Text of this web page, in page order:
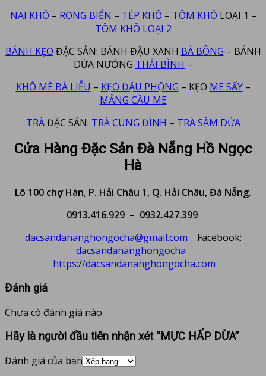
NAI KHÔ – RONG BIỂN – TÉP KHÔ – TÔM KHÔ LOẠI 1 –
TÔM KHÔ LOẠI 2
BÁNH KẸO ĐẶC SẢN: BÁNH ĐẬU XANH BÀ BÔNG – BÁNH
DỪA NƯỚNG THÁI BÌNH –
KHÔ MÈ BÀ LIỄU – KẸO ĐẬU PHỘNG – KẸO ME SẤY–
MẢNG CẦU ME
TRÀĐẶC SẢN: TRÀ CUNG ĐÌNH – TRÀ SÂM DỨA
Cửa Hàng Đặc Sản Đà Nẵng Hồ Ngọc
Hà
Lô 100 chợ Hàn, P. Hải Châu 1, Q. Hải Châu, Đà Nẵng.
0913.416.929 – 0932.427.399
dacsandananghongocha@gmail.com Facebook:
dacsandananghongocha
https://dacsandananghongocha.com
Đánh giá
Chưa có đánh giá nào.
Hãy là người đầu tiên nhận xét “MỰC HẤP DỪA”
Đánh giá của bạn